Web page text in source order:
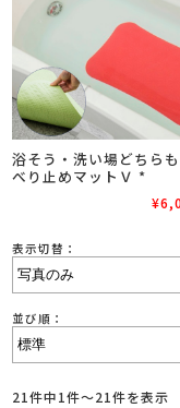
浴そう・洗い場どちら
べり止めマットＶ *
表示切替：
並び順：
21件中1件～21件を表示